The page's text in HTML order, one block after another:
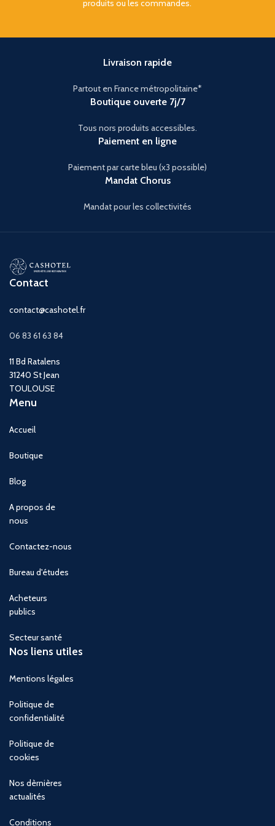
produits ou les commandes.
Livraison rapide
Partout en France métropolitaine*
Boutique ouverte 7j/7
Tous nors produits accessibles.
Paiement en ligne
Paiement par carte bleu (x3 possible)
Mandat Chorus
Mandat pour les collectivités
Contact
contact@cashotel.fr
06 83 61 63 84
11 Bd Ratalens
31240 St Jean
TOULOUSE
Menu
Accueil
Boutique
Blog
A propos de
nous
Contactez-nous
Bureau d'études
Acheteurs
publics
Secteur santé
Nos liens utiles
Mentions légales
Politique de
confidentialité
Politique de
cookies
Nos dèrnières
actualités
Conditions